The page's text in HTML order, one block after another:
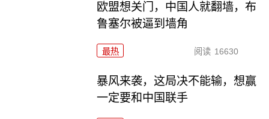
欧盟想关门，中国人就翻墙，布
鲁塞尔被逼到墙角
最热 阅读 16630
暴风来袭，这局决不能输，想赢
一定要和中国联手